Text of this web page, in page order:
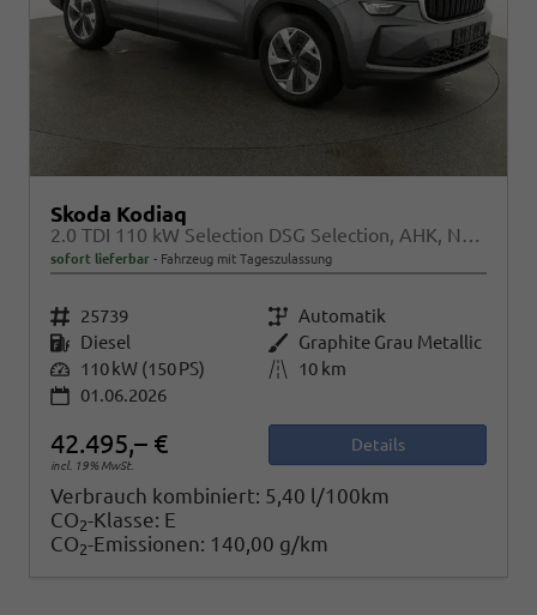
Skoda Kodiaq
2.0 TDI 110 kW Selection DSG Selection, AHK, Navi, Side, Kamera, Winter, 4 J.-Garantie
sofort lieferbar Fahrzeug mit Tageszulassung
Fahrzeugnr. 25739 Getriebe Automatik
Kraftstoff Diesel Außenfarbe Graphite Grau Metallic
Leistung 110 kW (150 PS) Kilometerstand
10 km
01.06.2026
42.495,– €
incl. 19% MwSt.
Details
Verbrauch kombiniert: 5,40 l/100km
CO2-Klasse: E
CO2-Emissionen: 140,00 g/km